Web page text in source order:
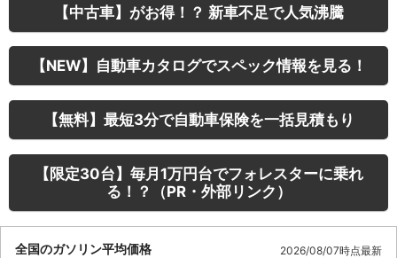
【中古車】がお得！？ 新車不足で人気沸騰
【NEW】自動車カタログでスペック情報を見る！
【無料】最短3分で自動車保険を一括見積もり
【限定30台】毎月1万円台でフォレスターに乗れ
る！？（PR・外部リンク）
全国のガソリン平均価格 2026/08/07時点最新